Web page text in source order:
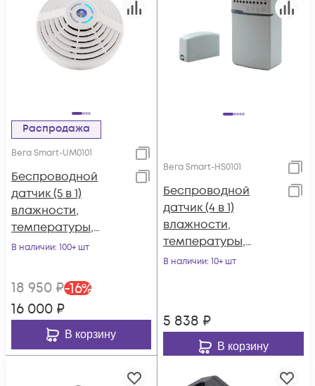
Распродажа
Вега Smart-UM0101
Беспроводной
датчик (5 в 1)
влажности,
температуры,
освещённости,
Smart-UM0101
В наличии: 100+ шт
18 950 ₽-16%
16 000 ₽
В корзину
Вега Smart-HS0101
Беспроводной
датчик (4 в 1)
влажности,
температуры,
магнитоконтактный
В наличии: 10+ шт
5 838 ₽
В корзину